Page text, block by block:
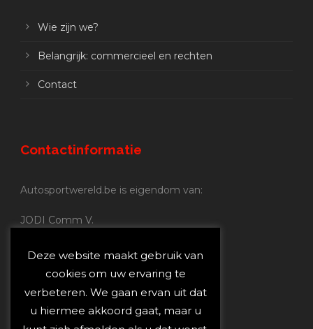
Wie zijn we?
Belangrijk: commercieel en rechten
Contact
Contactinformatie
Autosportwereld.be is eigendom van:
JODI Comm V.
Nijverheidsstraat 70
2160 Wommelgem
Autosportwereld.be:
Redactie:joost@autosportwereld.be
Deze website maakt gebruik van
cookies om uw ervaring te
verbeteren. We gaan ervan uit dat
u hiermee akkoord gaat, maar u